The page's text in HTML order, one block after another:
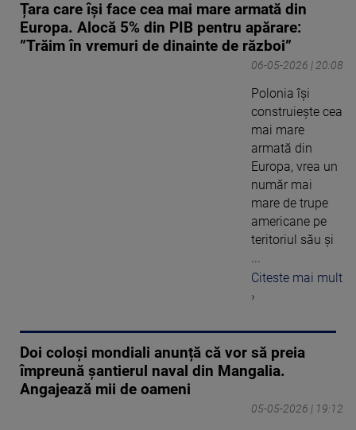
Țara care își face cea mai mare armată din
Europa. Alocă 5% din PIB pentru apărare:
”Trăim în vremuri de dinainte de război”
06-05-2026 | 20:08
Polonia își
construiește cea
mai mare
armată din
Europa, vrea un
număr mai
mare de trupe
americane pe
teritoriul său și
...
Citeste mai mult
›
Doi coloși mondiali anunță că vor să preia
împreună șantierul naval din Mangalia.
Angajează mii de oameni
05-05-2026 | 19:12